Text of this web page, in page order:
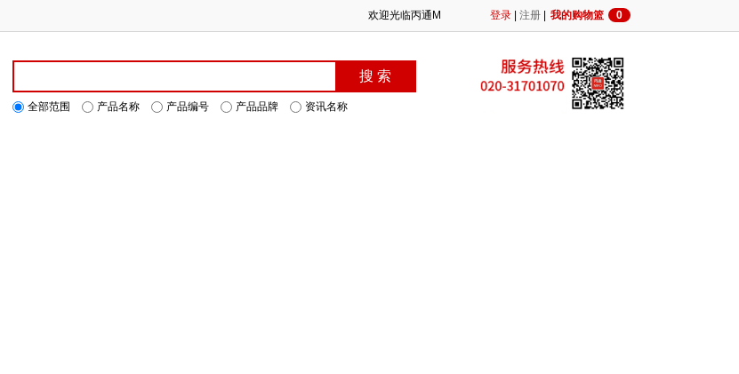
欢迎光临丙通MRO官网，我们竭诚为您服务！BTONE专注行业，提供更专
我的购物篮 0
登录 注册
全部范围 产品名称 产品编号 产品品牌 资讯名称